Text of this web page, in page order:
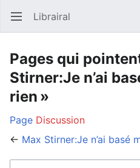
Ouvrir le menu principal Librairal
Pages qui
Stirner:Je n’ai
rien »
Page Discussion
← Max Stirner:Je n’ai basé